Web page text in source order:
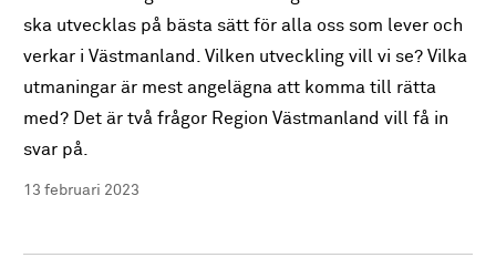
ska utvecklas på bästa sätt för alla oss som lever och
verkar i Västmanland. Vilken utveckling vill vi se? Vilka
utmaningar är mest angelägna att komma till rätta
med? Det är två frågor Region Västmanland vill få in
svar på.
13 februari 2023